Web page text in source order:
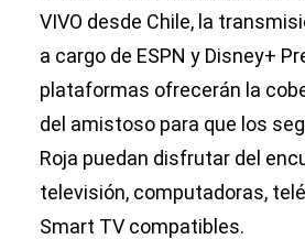
VIVO desde Chile, la
a cargo de ESPN y Disney+
plataformas ofrecerán la
del amistoso para que los
Roja puedan disfrutar del
televisión, computadoras,
Smart TV compatibles.